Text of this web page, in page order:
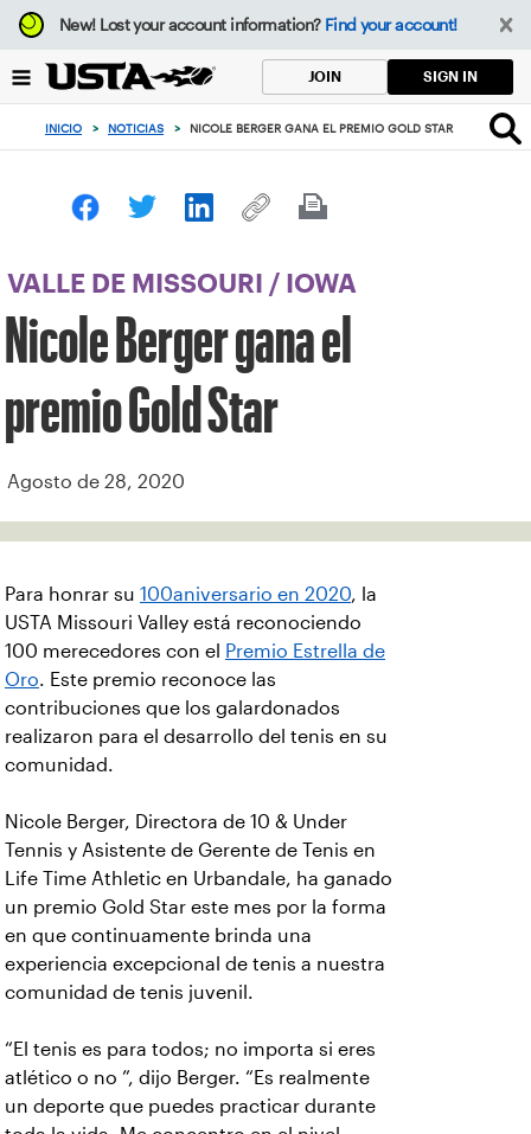
Enfoque
desde
botón
volver
principio
New!Lost your account information? Find your account!
JOIN SIGN IN
INICIO > NOTICIAS > NICOLE BERGER GANA EL PREMIO GOLD STAR
VALLE DE MISSOURI / IOWA
Nicole Berger gana el
premio Gold Star
Agosto de 28, 2020
Para honrar su 100aniversario en 2020, la
USTA Missouri Valley está reconociendo
100 merecedores con el Premio Estrella de
Oro. Este premio reconoce las
contribuciones que los galardonados
realizaron para el desarrollo del tenis en su
comunidad.
Nicole Berger, Directora de 10 & Under
Tennis y Asistente de Gerente de Tenis en
Life Time Athletic en Urbandale, ha ganado
un premio Gold Star este mes por la forma
en que continuamente brinda una
experiencia excepcional de tenis a nuestra
comunidad de tenis juvenil.
“El tenis es para todos; no importa si eres
atlético o no ”, dijo Berger. “Es realmente
un deporte que puedes practicar durante